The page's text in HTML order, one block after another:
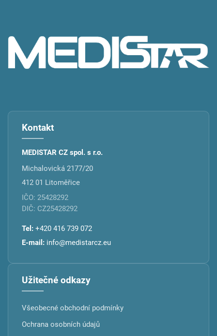
Kontakt
MEDISTAR CZ spol. s r.o.
Michalovická 2177/20
412 01 Litoměřice
IČO: 25428292
DIČ: CZ25428292
Tel: +420 416 739 072
E-mail: info@medistarcz.eu
Užitečné odkazy
Všeobecné obchodní podmínky
Ochrana osobních údajů